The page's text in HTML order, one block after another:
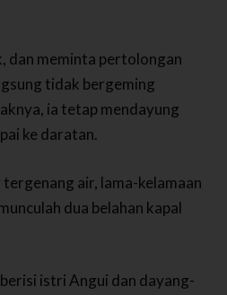
dan meminta pertolongan
tidak bergeming
ia tetap mendayung
ke daratan.
air, lama-kelamaan
dua belahan kapal
istri Angui dan dayang-